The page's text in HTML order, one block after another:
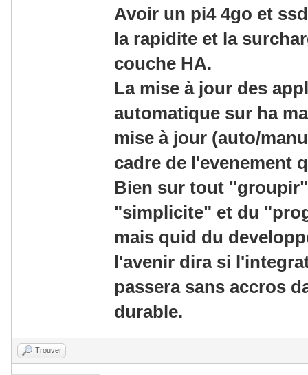
Avoir un pi4 4go et
la rapidite et la
couche HA.
La mise à jour des
automatique sur ha
mise à jour (auto/
cadre de l'evenement
Bien sur tout
"simplicite" et du
mais quid du
l'avenir dira si
passera sans accros
durable.
Trouver